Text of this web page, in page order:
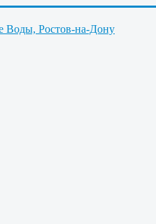
Воды, Ростов-на-Дону